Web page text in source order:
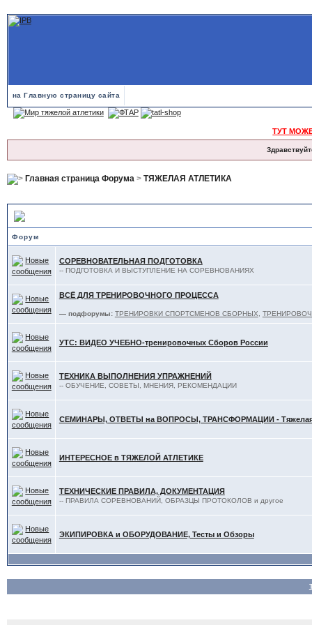
на Главную страницу сайта
ТУТ
Главная страница Форума> ТЯЖЕЛАЯ АТЛЕТИКА
Форум
СОРЕВНОВАТЕЛЬНАЯ ПОДГОТОВКА
-- ПОДГОТОВКА И ВЫСТУПЛЕНИЕ НА СОРЕВНОВАНИЯХ
ВСЁ ДЛЯ ТРЕНИРОВОЧНОГО ПРОЦЕССА
— подфорумы: ТРЕНИРОВКИ СПОРТСМЕНОВ СБОРНЫХ
УТС: ВИДЕО УЧЕБНО-тренировочных Сборов России
ТЕХНИКА ВЫПОЛНЕНИЯ УПРАЖНЕНИЙ
-- ОБУЧЕНИЕ, СОВЕТЫ, МНЕНИЯ, РЕКОМЕНДАЦИИ
СЕМИНАРЫ, ОТВЕТЫ на ВОПРОСЫ, ТРАНСФОРМАЦИИ - Тяжелая
ИНТЕРЕСНОЕ в ТЯЖЕЛОЙ АТЛЕТИКЕ
ТЕХНИЧЕСКИЕ ПРАВИЛА, ДОКУМЕНТАЦИЯ
-- ПРАВИЛА СОРЕВНОВАНИЙ, ОБРАЗЦЫ ПРОТОКОЛОВ и другое
ЭКИПИРОВКА и ОБОРУДОВАНИЕ, Тесты и Обзоры